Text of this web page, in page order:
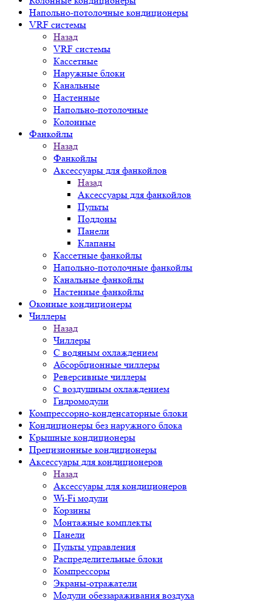
Напольно-потолочные кондиционеры
VRF системы
Назад
VRF системы
Кассетные
Наружные блоки
Канальные
Настенные
Напольно-потолочные
Колонные
Фанкойлы
Назад
Фанкойлы
Аксессуары для фанкойлов
Назад
Аксессуары для фанкойлов
Пульты
Поддоны
Панели
Клапаны
Кассетные фанкойлы
Напольно-потолочные фанкойлы
Канальные фанкойлы
Настенные фанкойлы
Оконные кондиционеры
Чиллеры
Назад
Чиллеры
С водяным охлаждением
Абсорбционные чиллеры
Реверсивные чиллеры
С воздушным охлаждением
Гидромодули
Компрессорно-конденсаторные блоки
Кондиционеры без наружного блока
Крышные кондиционеры
Прецизионные кондиционеры
Аксессуары для кондиционеров
Назад
Аксессуары для кондиционеров
Wi-Fi модули
Корзины
Монтажные комплекты
Панели
Пульты управления
Распределительные блоки
Компрессоры
Экраны-отражатели
Модули обеззараживания воздуха